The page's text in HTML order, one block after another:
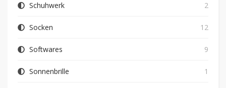
Schuhwerk 2
Socken 12
Softwares 9
Sonnenbrille 1